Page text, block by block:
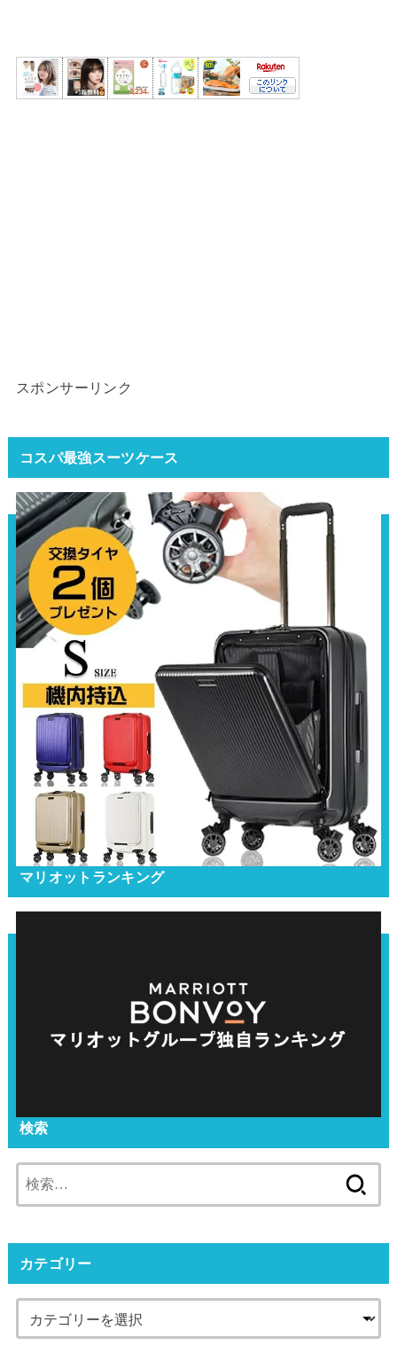
スポンサーリンク
コスパ最強スーツケース
マリオットランキング
検索
索:
カテゴリー